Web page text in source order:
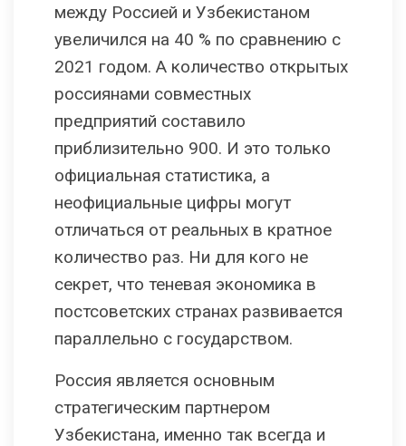
между Россией и Узбекистаном
увеличился на 40 % по сравнению с
2021 годом. А количество открытых
россиянами совместных
предприятий составило
приблизительно 900. И это только
официальная статистика, а
неофициальные цифры могут
отличаться от реальных в кратное
количество раз. Ни для кого не
секрет, что теневая экономика в
постсоветских странах развивается
параллельно с государством.
Россия является основным
стратегическим партнером
Узбекистана, именно так всегда и